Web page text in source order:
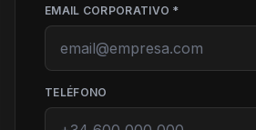
EMAIL CORPORATIVO *
TELÉFONO